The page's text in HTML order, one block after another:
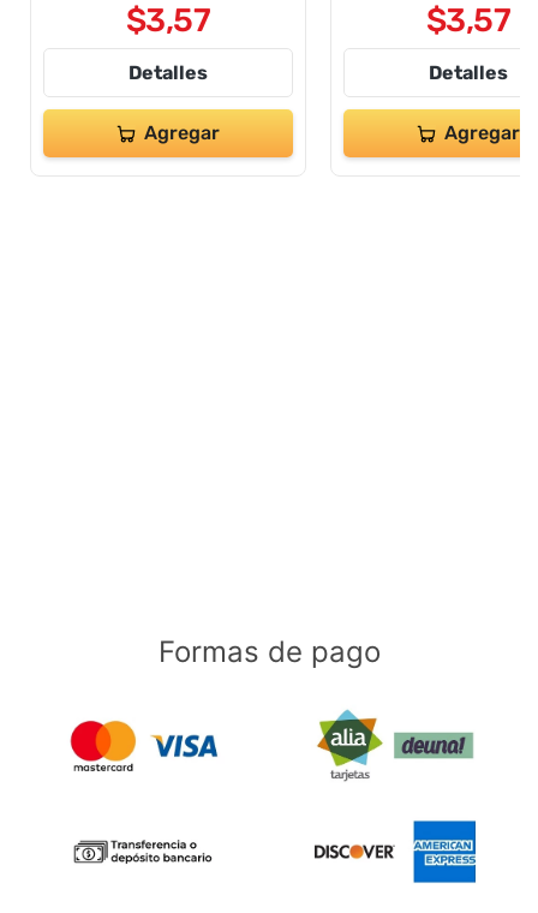
$3,57
Detalles
Agregar
$3,57
Detalles
Agregar
Formas de pago